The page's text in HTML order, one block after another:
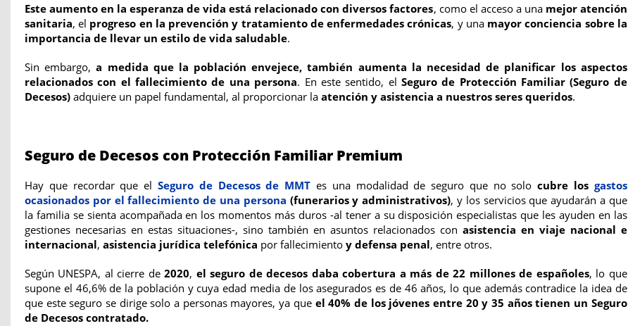
Este aumento en la esperanza de vida está relacionado con diversos factores, como el acceso a una mejor atención
sanitaria, el progreso en la prevención y tratamiento de enfermedades crónicas, y una mayor conciencia sobre la
importancia de llevar un estilo de vida saludable.
Sin embargo,a medida que la población envejece, también aumenta la necesidad de planificar los aspectos
relacionados con el fallecimiento de una persona. En este sentido, el Seguro de Protección Familiar (Seguro de
Decesos) adquiere un papel fundamental, al proporcionar la atención y asistencia a nuestros seres queridos.
Seguro de Decesos con Protección Familiar Premium
Hay que recordar que el Seguro de Decesos de MMT es una modalidad de seguro que no solocubre los gastos
ocasionados por el fallecimiento de una persona (funerarios y administrativos), y los servicios que ayudarán a que
la familia se sienta acompañada en los momentos más duros -al tener a su disposición especialistas que les ayuden en las
gestiones necesarias en estas situaciones-, sino también en asuntos relacionados con asistencia en viaje nacional e
internacional, asistencia jurídica telefónica por fallecimiento y defensa penal, entre otros.
Según UNESPA, al cierre de2020, el seguro de decesos daba cobertura a más de 22 millones de españoles, lo que
supone el 46,6% de la población y cuya edad media de los asegurados es de 46 años, lo que además contradice la idea de
que este seguro se dirige solo a personas mayores, ya que el 40% de los jóvenes entre 20 y 35 años tienen un Seguro
de Decesos contratado.